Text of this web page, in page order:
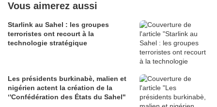
Vous aimerez aussi
Starlink au Sahel : les groupes
terroristes ont recourt à la
technologie stratégique
Les présidents burkinabè, malien et
nigérien actent la création de la
‘'Confédération des États du Sahel''